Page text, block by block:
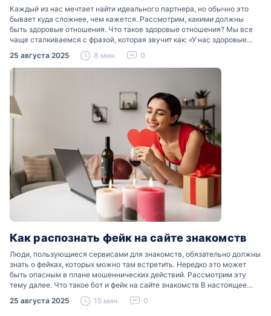
Каждый из нас мечтает найти идеального партнера, но обычно это
бывает куда сложнее, чем кажется. Рассмотрим, какими должны
быть здоровые отношения. Что такое здоровые отношения? Мы все
чаще сталкиваемся с фразой, которая звучит как: «У нас здоровые
отношения». Что именно подразумевается…
25 августа 2025 8 мин. 0
Как распознать фейк на сайте знакомств
Люди, пользующиеся сервисами для знакомств, обязательно должны
знать о фейках, которых можно там встретить. Нередко это может
быть опасным в плане мошеннических действий. Рассмотрим эту
тему далее. Что такое бот и фейк на сайте знакомств В настоящее
время можно встретить свою…
25 августа 2025 15 мин. 0